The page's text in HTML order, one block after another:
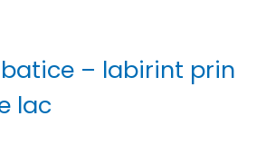
– labirint prin
lac